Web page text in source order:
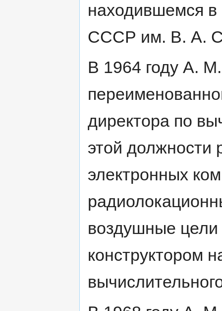
находившемся в
СССР им. В. А.
В 1964 году А.
директора по
этой должности
электронных
воздушные
конструктором